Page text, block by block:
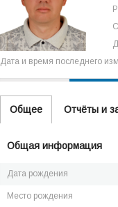
Дата и время последнего
Общее Отчёты и
Общая информация
Дата рождения
Место рождения